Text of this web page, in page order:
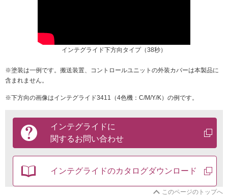
インテグライド下方向タイプ（38秒）
※塗装は一例です。搬送装置、コントロールユニットの外装カバーは本製品に
含まれません。
※下方向の画像はインテグライド3411（4色機：C/M/Y/K）の例です。
関
す
問
インテグライドに
関するお問い合わせ
インテグライドのカタログダウンロード
このページのトップへ